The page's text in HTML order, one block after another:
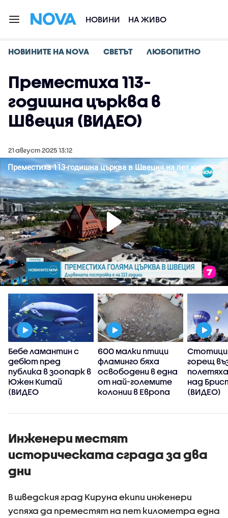
НОВИНИ НА ЖИВО
НОВИНИТЕ НА NOVA СВЕТЪТ ЛЮБОПИТНО
Преместиха 113-
годишна църква в
Швеция (ВИДЕО)
21 август 2025 13:12
Бебе ламантин с
дебют пред
публика в зоопарк в
Южен Китай
(ВИДЕО
600 малки птици
фламинго бяха
освободени в една
от най-големите
колонии в Европа
Стотици
горещ
над
(ВИДЕО)
Инженери местят
историческата сграда за два
дни
В шведския град Кируна екипи инженери
успяха да преместят на пет километра една